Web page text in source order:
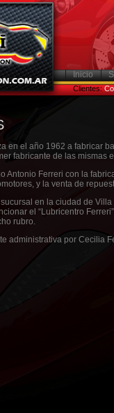
Inicio
Clientes:
en el año 1962 a fabricar
fabricante de las mismas
Antonio Ferreri con la
y la venta de
en la ciudad de
el “Lubricentro
rubro.
administrativa por Cecilia